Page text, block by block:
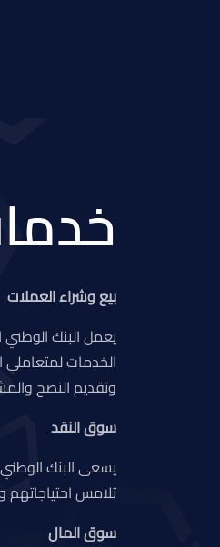
بيع وشراء العملات
يعمل البنك
الخدمات
وتقديم النصح
سوق النقد
يسعى البنك
تلامس احتياجاتهم
سوق المال